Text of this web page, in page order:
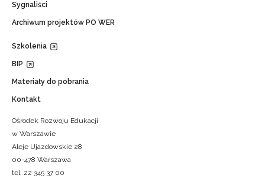
Sygnaliści
Archiwum projektów PO WER
Szkolenia
BIP
Materiały do pobrania
Kontakt
Ośrodek Rozwoju Edukacji
w Warszawie
Aleje Ujazdowskie 28
00-478 Warszawa
tel. 22 345 37 00